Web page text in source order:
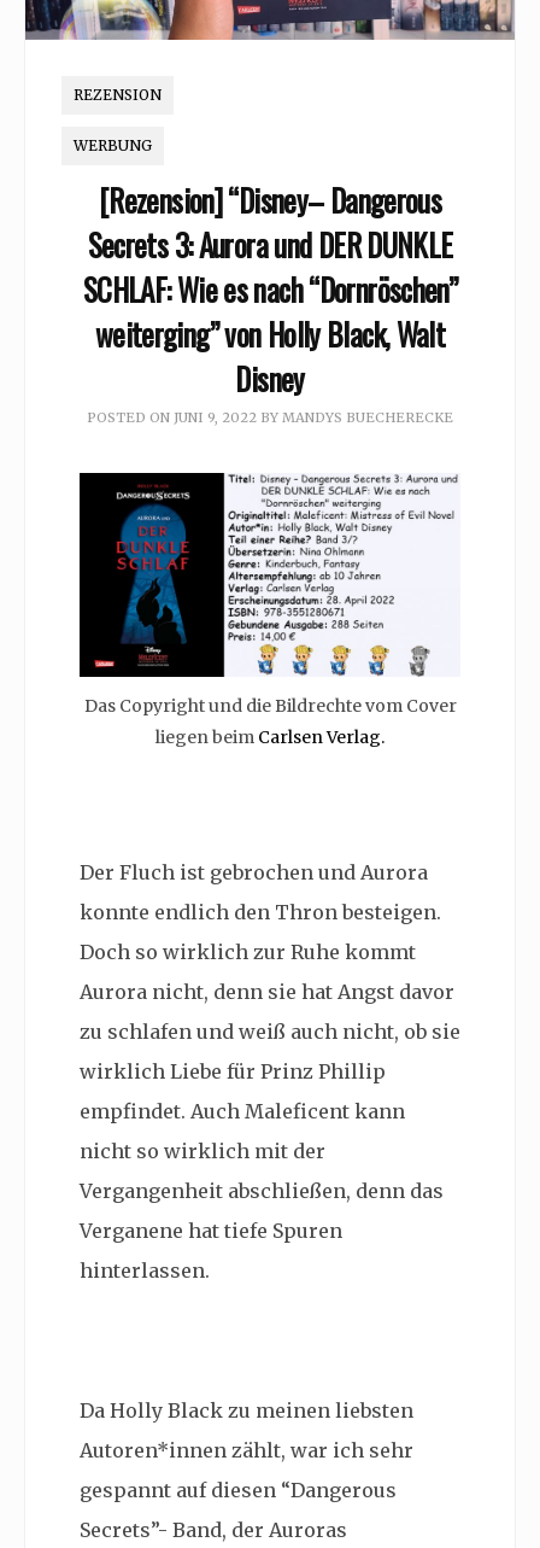
REZENSION
WERBUNG
[Rezension] “Disney– Dangerous
Secrets 3: Aurora und DER DUNKLE
SCHLAF: Wie es nach “Dornröschen”
weiterging” von Holly Black, Walt
Disney
POSTED ON JUNI 9, 2022 BY MANDYS BUECHERECKE
Das Copyright und die Bildrechte vom Cover
liegen beim Carlsen Verlag.
Der Fluch ist gebrochen und Aurora
konnte endlich den Thron besteigen.
Doch so wirklich zur Ruhe kommt
Aurora nicht, denn sie hat Angst davor
zu schlafen und weiß auch nicht, ob sie
wirklich Liebe für Prinz Phillip
empfindet. Auch Maleficent kann
nicht so wirklich mit der
Vergangenheit abschließen, denn das
Verganene hat tiefe Spuren
hinterlassen.
Da Holly Black zu meinen liebsten
Autoren*innen zählt, war ich sehr
gespannt auf diesen “Dangerous
Secrets”- Band, der Auroras